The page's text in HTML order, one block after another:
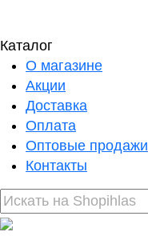
Каталог
О магазине
Акции
Доставка
Оплата
Оптовые продажи
Контакты